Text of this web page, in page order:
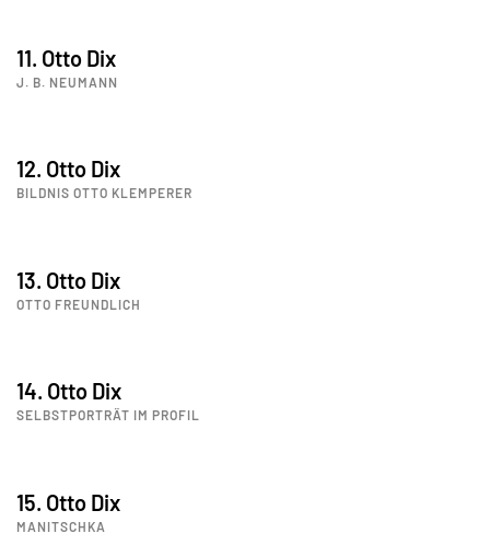
11. Otto Dix
J. B. NEUMANN
12. Otto Dix
BILDNIS OTTO KLEMPERER
13. Otto Dix
OTTO FREUNDLICH
14. Otto Dix
SELBSTPORTRÄT IM PROFIL
15. Otto Dix
MANITSCHKA